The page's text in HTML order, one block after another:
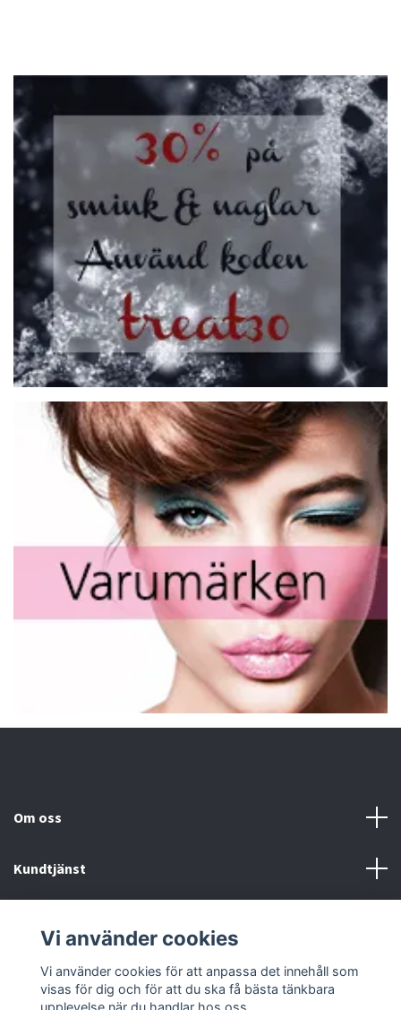
Om oss
Kundtjänst
Sociala medier
Vi använder cookies
Vi använder cookies för att anpassa det innehåll som
visas för dig och för att du ska få bästa tänkbara
upplevelse när du handlar hos oss.